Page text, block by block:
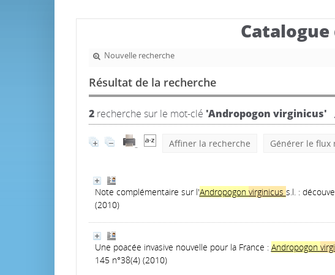
Catalogue
Nouvelle recherche
Résultat de la recherche
2recherche sur le mot-clé 'Andropogon virginicus'
Affiner la recherche Générer le flux
Note complémentaire sur l'Andropogon virginicus s.l. :
(2010)
Une poacée invasive nouvelle pour la France : Andropogon
145 n°38(4) (2010)